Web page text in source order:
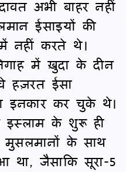
अभी बाहर नहीं
ईसाइयों की
नहीं करते थे।
में ख़ुदा के दीन
हज़रत ईसा
इनकार कर चुके थे।
इस्लाम के शुरू ही
के साथ
था, जैसाकि सूरा-5